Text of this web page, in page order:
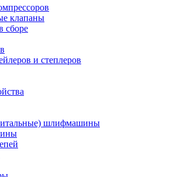
клапаны
сборе
и степлеров
шлифмашины